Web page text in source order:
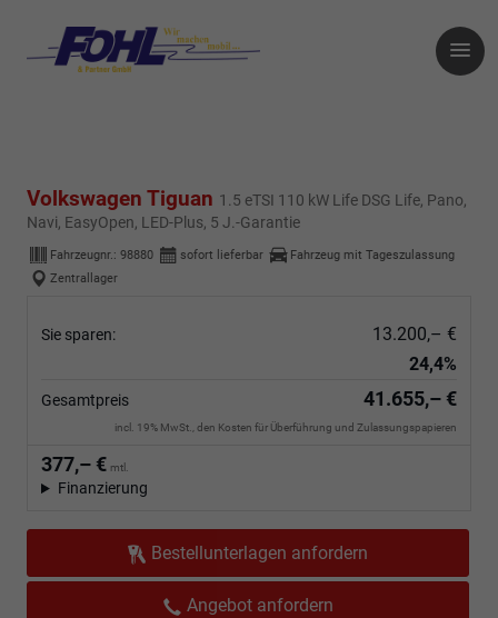
Volkswagen Tiguan 1.5 eTSI 110 kW Life DSG Life, Pano,
Navi, EasyOpen, LED-Plus, 5 J.-Garantie
Fahrzeugnr.: 98880 sofort lieferbar
Fahrzeug mit Tageszulassung
Zentrallager
Sie sparen:
13.200,– €
24,4%
Gesamtpreis 41.655,– €
incl. 19% MwSt., den Kosten für Überführung und Zulassungspapieren
377,– € mtl.
Finanzierung
Bestellunterlagen anfordern
Angebot anfordern